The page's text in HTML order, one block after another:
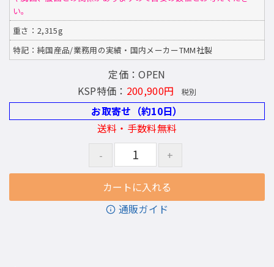
い。
重さ：2,315g
特記：純国産品/業務用の実績・国内メーカーTMM社製
定価：OPEN
KSP特価： 200,900円 税別
お取寄せ（約10日）
送料・手数料無料
通販ガイド